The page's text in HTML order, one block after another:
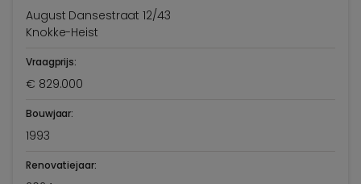
August Dansestraat 12/43
Knokke-Heist
Vraagprijs:
€ 829.000
Bouwjaar:
1993
Renovatiejaar: